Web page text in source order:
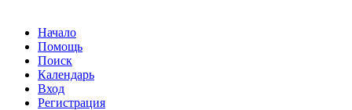
Начало
Помощь
Поиск
Календарь
Вход
Регистрация